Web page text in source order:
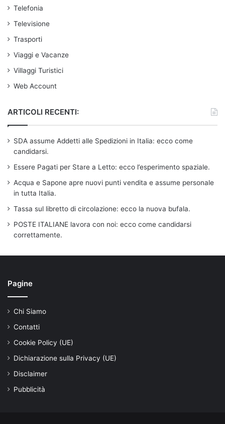
Telefonia
Televisione
Trasporti
Viaggi e Vacanze
Villaggi Turistici
Web Account
ARTICOLI RECENTI:
SDA assume Addetti alle Spedizioni in Italia: ecco come
candidarsi.
Essere Pagati per Stare a Letto: ecco l’esperimento spaziale.
Acqua e Sapone apre nuovi punti vendita e assume personale
in tutta Italia.
Tassa sul libretto di circolazione: ecco la nuova bufala.
POSTE ITALIANE lavora con noi: ecco come candidarsi
correttamente.
Pagine
Chi Siamo
Contatti
Cookie Policy (UE)
Dichiarazione sulla Privacy (UE)
Disclaimer
Pubblicità